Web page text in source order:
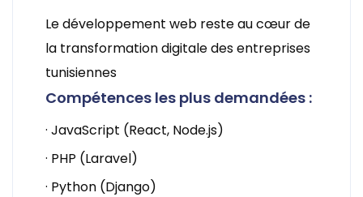
Le développement web reste au cœur de
la transformation digitale des entreprises
tunisiennes
Compétences les plus demandées :
· JavaScript (React, Node.js)
· PHP (Laravel)
· Python (Django)